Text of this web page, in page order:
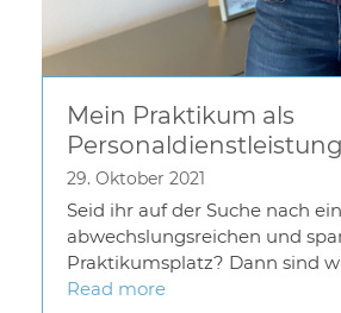
Mein Praktikum als
29. Oktober 2021
Seid ihr auf der Suche nach
abwechslungsreichen und
Praktikumsplatz? Dann sind
Read more